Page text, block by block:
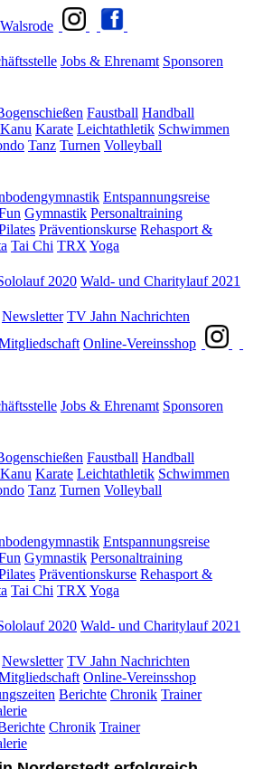
Jobs & Ehrenamt Sponsoren
Faustball Handball
Kanu Karate Leichtathletik Schwimmen
Tanz Turnen Volleyball
Entspannungsreise
Gymnastik Personaltraining
Präventionskurse Rehasport &
Tai Chi TRX Yoga
2020 Wald- und Charitylauf 2021
Newsletter TV Jahn Nachrichten
Online-Vereinsshop
Jobs & Ehrenamt Sponsoren
Faustball Handball
Kanu Karate Leichtathletik Schwimmen
Tanz Turnen Volleyball
Entspannungsreise
Gymnastik Personaltraining
Präventionskurse Rehasport &
Tai Chi TRX Yoga
2020 Wald- und Charitylauf 2021
Newsletter TV Jahn Nachrichten
Online-Vereinsshop
Berichte Chronik Trainer
Chronik Trainer